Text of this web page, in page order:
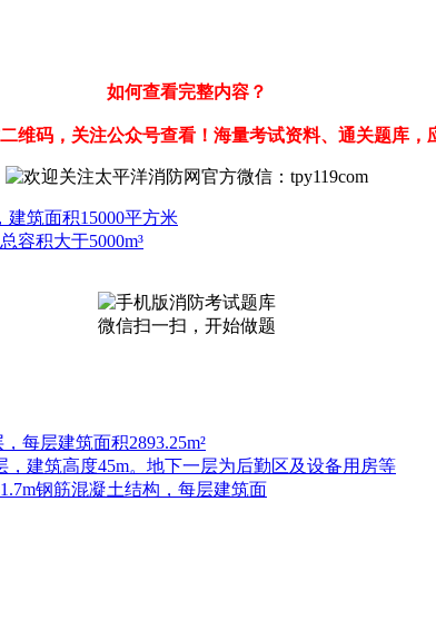
如何查看完整内容？
维码，关注公众号查看！海量考试资料、通关题库，
建筑面积15000平方米
容积大于5000m³
微信扫一扫，开始做题
每层建筑面积2893.25m²
建筑高度45m。地下一层为后勤区及设备用房等
钢筋混凝土结构，每层建筑面